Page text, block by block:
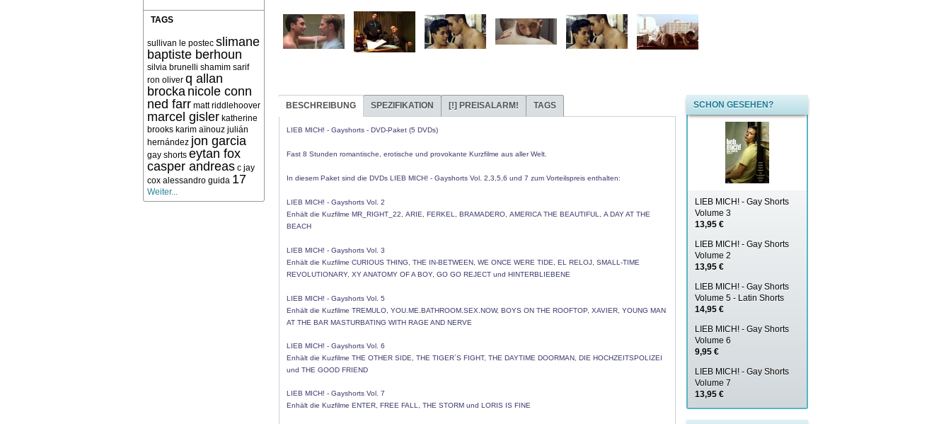
TAGS
sullivan le postec slimane
baptiste berhoun
silvia brunelli shamim sarif
ron oliver q allan
brocka nicole conn
ned farr matt riddlehoover
marcel gisler katherine
brooks karim aïnouz julián
hernández jon garcia
gay shorts eytan fox
casper andreas c jay
cox alessandro guida 17
Weiter...
BESCHREIBUNG SPEZIFIKATION [!] PREISALARM! TAGS
LIEB MICH! - Gayshorts - DVD-Paket (5 DVDs)
Fast 8 Stunden romantische, erotische und provokante Kurzfilme aus aller Welt.
In diesem Paket sind die DVDs LIEB MICH! - Gayshorts Vol. 2,3,5,6 und 7 zum Vorteilspreis enthalten:
LIEB MICH! - Gayshorts Vol. 2
Enhält die Kuzfilme MR_RIGHT_22, ARIE, FERKEL, BRAMADERO, AMERICA THE BEAUTIFUL, A DAY AT THE
BEACH
LIEB MICH! - Gayshorts Vol. 3
Enhält die Kuzfilme CURIOUS THING , THE IN-BETWEEN , WE ONCE WERE TIDE , EL RELOJ , SMALL-TIME
REVOLUTIONARY , XY ANATOMY OF A BOY , GO GO REJECT und HINTERBLIEBENE
LIEB MICH! - Gayshorts Vol. 5
Enhält die Kuzfilme TREMULO, YOU.ME.BATHROOM.SEX.NOW, BOYS ON THE ROOFTOP, XAVIER, YOUNG MAN
AT THE BAR MASTURBATING WITH RAGE AND NERVE
LIEB MICH! - Gayshorts Vol. 6
Enhält die Kuzfilme THE OTHER SIDE, THE TIGER´S FIGHT, THE DAYTIME DOORMAN, DIE HOCHZEITSPOLIZEI
und THE GOOD FRIEND
LIEB MICH! - Gayshorts Vol. 7
Enhält die Kuzfilme ENTER, FREE FALL, THE STORM und LORIS IS FINE
SCHON GESEHEN?
LIEB MICH! - Gay Shorts
Volume 3
13,95 €
LIEB MICH! - Gay Shorts
Volume 2
13,95 €
LIEB MICH! - Gay Shorts
Volume 5 - Latin Shorts
14,95 €
LIEB MICH! - Gay Shorts
Volume 6
9,95 €
LIEB MICH! - Gay Shorts
Volume 7
13,95 €